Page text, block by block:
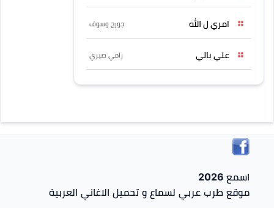
امري ل الله جورج وسوف
علي بالي رامي صبري
اسمع 2026
موقع طرب عربي لسماع و تحميل الاغاني العربية